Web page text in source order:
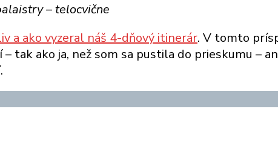
– telocvične
a ako vyzeral náš 4-dňový itinerár. V tomto
tak ako ja, než som sa pustila do prieskumu –